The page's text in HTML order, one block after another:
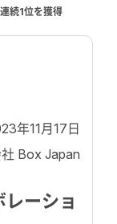
続1位を獲得
年11月17日
Box Japan
ーショ